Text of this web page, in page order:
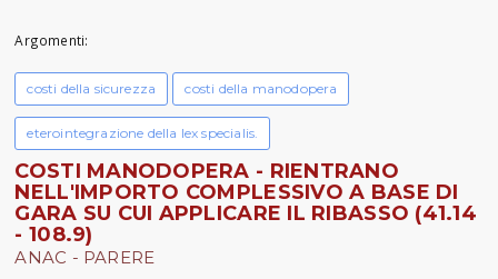
Argomenti:
costi della sicurezza costi della manodopera
eterointegrazione della lex specialis.
COSTI MANODOPERA - RIENTRANO
NELL'IMPORTO COMPLESSIVO A BASE DI
GARA SU CUI APPLICARE IL RIBASSO (41.14
- 108.9)
ANAC - PARERE